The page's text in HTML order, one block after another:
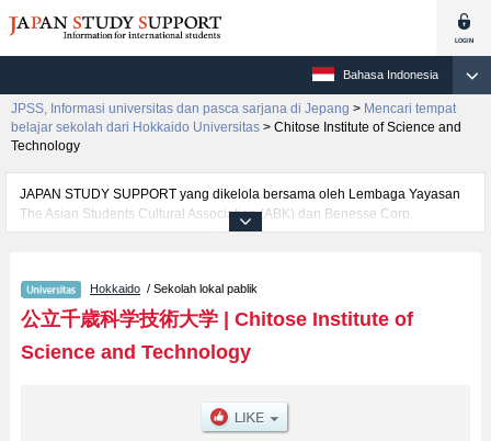
Bahasa Indonesia
JPSS, Informasi universitas dan pasca sarjana di Jepang > Mencari tempat
belajar sekolah dari Hokkaido Universitas > Chitose Institute of Science and
Technology
JAPAN STUDY SUPPORT yang dikelola bersama oleh Lembaga Yayasan
The Asian Students Cultural Association (ABK) dan Benesse Corp.
menyediakan informasi sekitar 1300 universitas, pascasarjana, universitas
Technology, mencakup informasi per fakultas seperti Fakultas Faculty of
Science and Technology, serta berbagai informasi yang berguna bagi
mahasiswa(i) mancanegara seperti kuota untuk jumlah pendaftar dan
jumlah kelulusan ujian masuk mahasiswa(i) mancanegara, informasi
Hokkaido / Sekolah lokal pablik
公立千歳科学技術大学| Chitose Institute of
Science and Technology